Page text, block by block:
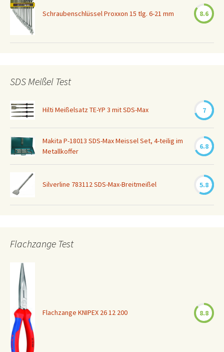
Schraubenschlüssel Proxxon 15 tlg. 6-21 mm 8.6
SDS Meißel Test
Hilti Meißelsatz TE-YP 3 mit SDS-Max 7
Makita P-18013 SDS-Max Meissel Set, 4-teilig im
Metallkoffer
6.8
Silverline 783112 SDS-Max-Breitmeißel 5.8
Flachzange Test
Flachzange KNIPEX 26 12 200 8.8